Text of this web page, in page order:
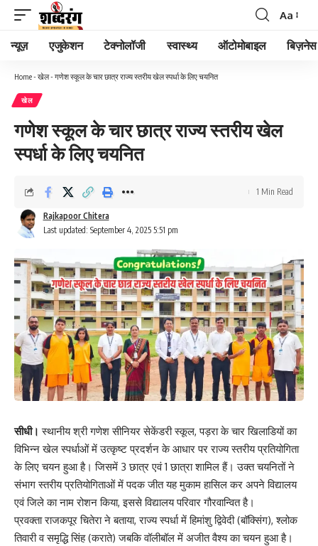
Aa
न्यूज़ एजुकेशन टेक्नोलॉजी स्वास्थ्य ऑटोमोबाइल बिज़नेस
Home- खेल- गणेश स्कूल के चार छात्र राज्य स्तरीय खेल स्पर्धा के लिए चयनित
खेल
गणेश स्कूल के चार छात्र राज्य स्तरीय खेल
स्पर्धा के लिए चयनित
Last updated: September 4, 2025 5:51 pm
Rajkapoor Chitera
1 Min Read
सीधी। स्थानीयश्री गणेश सीनियर सेकेंडरी स्कूल, पड़राके चार खिलाडियों का
विभिन्न खेल स्पर्धाओं में उत्कृष्ट प्रदर्शन के आधार पर राज्य स्तरीय प्रतियोगिता
के लिए चयन हुआ है। जिसमें 3 छात्र एवं 1 छात्रा शामिल हैं। उक्त चयनितों ने
संभाग स्तरीय प्रतियोगिताओं में पदक जीत यह मुकाम हासिल कर अपने विद्यालय
एवं जिले का नाम रोशन किया, इससे विद्यालय परिवार गौरवान्वित है।
प्रवक्ता राजकपूर चितेरा ने बताया, राज्य स्पर्धा में हिमांशु द्विवेदी (बॉक्सिंग), श्लोक
तिवारी व समृद्धि सिंह (कराते) जबकि वॉलीबॉल में अजीत वैश्य का चयन हुआ है।